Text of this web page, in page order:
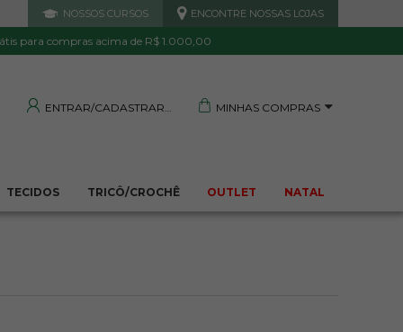
NOSSOS CURSOS ENCONTRE NOSSAS LOJAS
para compras acima de R$ 1.000,00
ENTRAR/CADASTRAR MINHAS COMPRAS
TECIDOS TRICÔ/CROCHÊ OUTLET NATAL
QUALIDADE TRANQUILIDADE E PROTEÇÃO